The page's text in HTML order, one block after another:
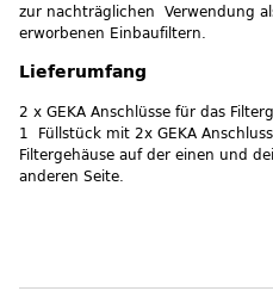
zur nachträglichen Verwendung
erworbenen Einbaufiltern.
Lieferumfang
2 x GEKA Anschlüsse für das
1 Füllstück mit 2x GEKA
Filtergehäuse auf der einen und
anderen Seite.